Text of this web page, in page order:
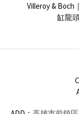
Villeroy & Boch
缸龍